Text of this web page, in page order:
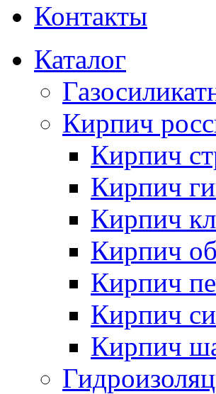
Контакты
Каталог
Кирпич
Кирпич
Кирпич
Кирпич
Кирпич
Кирпич
Кирпич
Кирпич